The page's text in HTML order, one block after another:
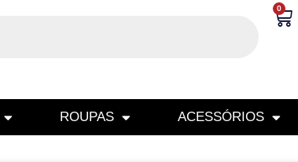
0
ROUPAS ACESSÓRIOS